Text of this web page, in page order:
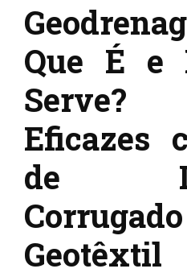
Que É e
Serve?
Eficazes
de
Geotêxtil